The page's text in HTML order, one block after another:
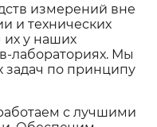
измерений вне
и технических
у наших
лабораториях. Мы
по принципу
с лучшими